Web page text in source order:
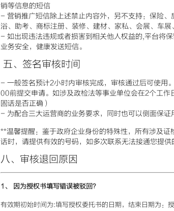
销等信息的短信
- 营销推广短信除上述禁止内容外，另不支持：保险
浴、助考、商标注册、装修、建材、家私、会展、车
- 如出现违法违规或者损害到相关他人权益的,平台将
业务安全，健康发送短信。
五、签名审核时间
- 一般签名预计2小时内审核完成，审核通过后可使
00前提交申请。如涉及政检法等事业单位会在2个工
固话是否正确）
- 为配合三大运营商的业务要求，同时也可以侧面保
**温馨提醒：鉴于政府企业身份的特殊性，所有涉及
话时，请提供有效的号码，如多次联系无法接通您提
八、审核退回原因
1、 因为授权书填写错误被驳回？
有效期初始时间为:填写授权委托书的日期，结束日期为：